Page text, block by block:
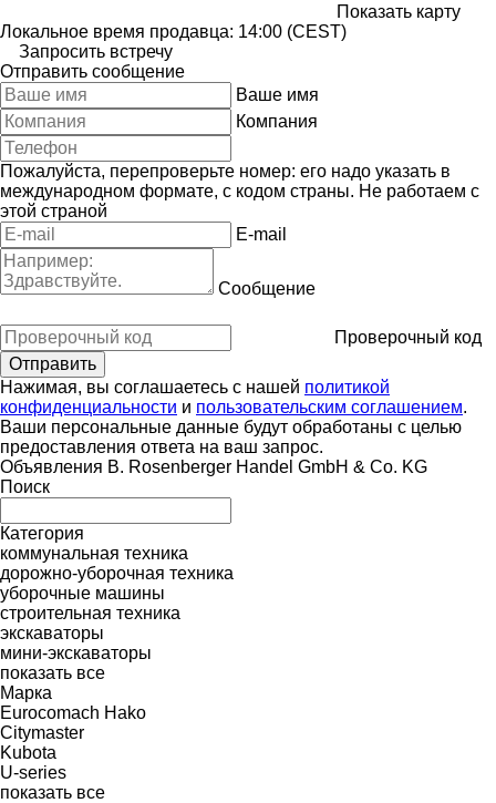
Показать карту
Локальное время продавца: 14:00 (CEST)
Запросить встречу
Отправить сообщение
Ваше имя
Компания
Пожалуйста, перепроверьте номер: его надо указать в
международном формате, с кодом страны. Не работаем с
этой страной
E-mail
Сообщение
Проверочный код
Нажимая, вы соглашаетесь с нашей политикой
конфиденциальности и пользовательским соглашением.
Ваши персональные данные будут обработаны с целью
предоставления ответа на ваш запрос.
Объявления B. Rosenberger Handel GmbH & Co. KG
Поиск
Категория
коммунальная техника
дорожно-уборочная техника
уборочные машины
строительная техника
экскаваторы
мини-экскаваторы
показать все
Марка
Eurocomach Hako
Citymaster
Kubota
U-series
показать все